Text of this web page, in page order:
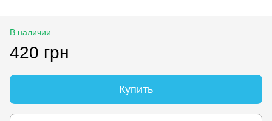
В наличии
420 грн
Купить